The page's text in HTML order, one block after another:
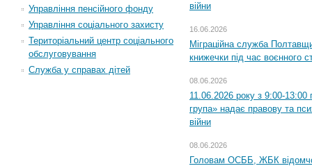
Управління пенсійного фонду
Управління соціального захисту
Територіальний центр соціального
обслуговування
Служба у справах дітей
війни
16.06.2026
Міграційна служба
книжечки під час воєнного
08.06.2026
11.06.2026 року з 9:00-13:00
група» надає правову та
війни
08.06.2026
Головам ОСББ, ЖБК